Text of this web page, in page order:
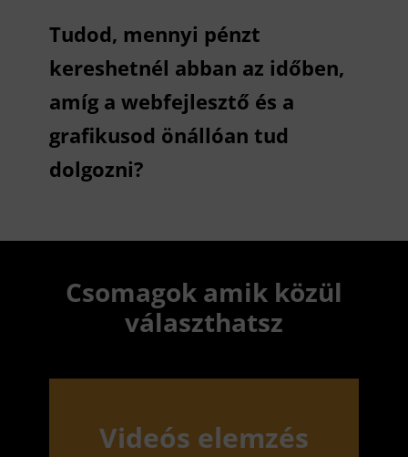
Tudod, mennyi pénzt
kereshetnél abban az időben,
amíg a webfejlesztő és a
grafikusod önállóan tud
dolgozni?
Csomagok amik közül
választhatsz
Videós elemzés